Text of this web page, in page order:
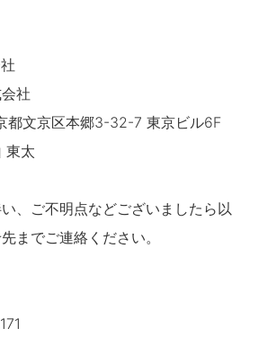
社
文京区本郷3-32-7 東京ビル6F
太
、ご不明点などございましたら以
までご連絡ください。